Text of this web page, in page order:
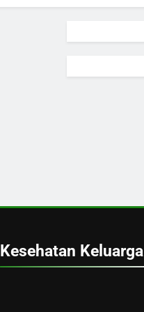
Kesehatan Keluarga